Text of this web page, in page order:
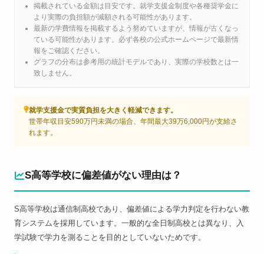
掲載されている金額は目安です。就学支援金制度や各種奨学金に
より実際の負担額が減額される可能性があります。
最新の学費情報を掲載するよう努めていますが、情報が古くなっ
ている可能性があります。必ず各校の公式ホームページで最新情
報をご確認ください。
グラフの分布は参考用の統計モデルであり、実際の学校数とは一
致しません。
就学支援金で実質負担を大きく軽減できます。
世帯年収目安590万円未満の場合、年間最大39万6,000円が支給さ
れます。
S高等学校に偏差値がない理由は？
S高等学校は通信制高校であり、偏差値による学力判定を行わない教
育システムを採用しています。一般的な全日制高校とは異なり、入
学試験で学力を測ることを目的としていないためです。